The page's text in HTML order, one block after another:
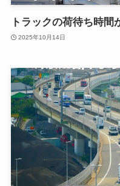
トラックの荷待ち時間
2025年10月14日